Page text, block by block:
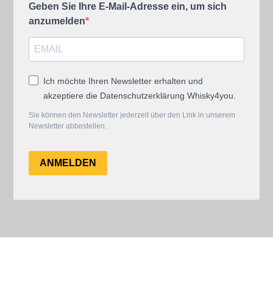
Geben Sie Ihre E-Mail-Adresse ein, um sich
anzumelden
Ich möchte Ihren Newsletter erhalten und
akzeptiere die Datenschutzerklärung Whisky4you.
Sie können den Newsletter jederzeit über den Link in unserem
Newsletter abbestellen.
ANMELDEN